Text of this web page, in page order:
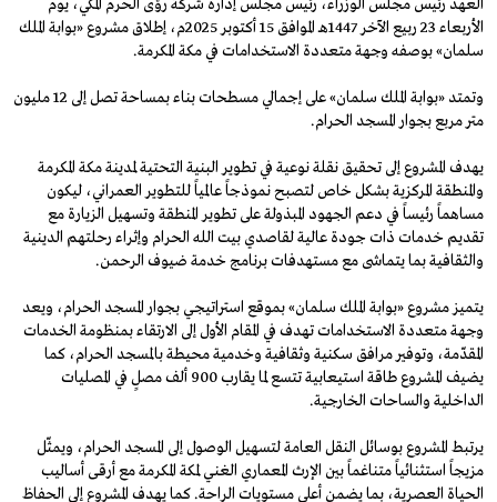
العهد رئيس مجلس الوزراء، رئيس مجلس إدارة شركة رؤى الحرم المكي، يوم
الأربعاء 23 ربيع الآخر 1447هـ الموافق 15 أكتوبر 2025م، إطلاق مشروع «بوابة الملك
سلمان» بوصفه وجهة متعددة الاستخدامات في مكة المكرمة.
وتمتد «بوابة الملك سلمان» على إجمالي مسطحات بناء بمساحة تصل إلى 12 مليون
متر مربع بجوار المسجد الحرام.
يهدف المشروع إلى تحقيق نقلة نوعية في تطوير البنية التحتية لمدينة مكة المكرمة
والمنطقة المركزية بشكل خاص لتصبح نموذجاً عالمياً للتطوير العمراني، ليكون
مساهماً رئيساً في دعم الجهود المبذولة على تطوير المنطقة وتسهيل الزيارة مع
تقديم خدمات ذات جودة عالية لقاصدي بيت الله الحرام وإثراء رحلتهم الدينية
والثقافية بما يتماشى مع مستهدفات برنامج خدمة ضيوف الرحمن.
يتميز مشروع «بوابة الملك سلمان» بموقع استراتيجي بجوار المسجد الحرام، ويعد
وجهة متعددة الاستخدامات تهدف في المقام الأول إلى الارتقاء بمنظومة الخدمات
المقدّمة، وتوفير مرافق سكنية وثقافية وخدمية محيطة بالمسجد الحرام، كما
يضيف المشروع طاقة استيعابية تتسع لما يقارب 900 ألف مصلٍ في المصليات
الداخلية والساحات الخارجية.
يرتبط المشروع بوسائل النقل العامة لتسهيل الوصول إلى المسجد الحرام، ويمثّل
مزيجاً استثنائياً متناغماً بين الإرث المعماري الغني لمكة المكرمة مع أرقى أساليب
الحياة العصرية، بما يضمن أعلى مستويات الراحة. كما يهدف المشروع إلى الحفاظ